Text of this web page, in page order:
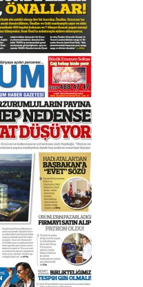
bir
kimin
ÖMÜR
Alperen…
yürüdü.!